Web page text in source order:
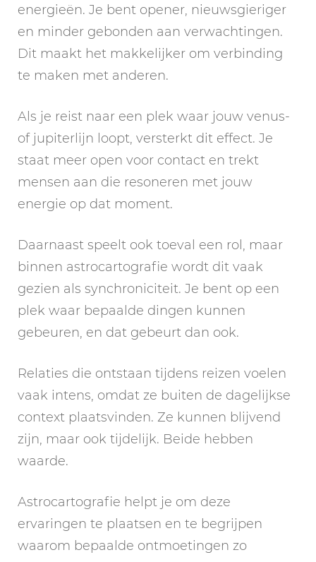
energieën. Je bent opener, nieuwsgieriger
en minder gebonden aan verwachtingen.
Dit maakt het makkelijker om verbinding
te maken met anderen.
Als je reist naar een plek waar jouw venus-
of jupiterlijn loopt, versterkt dit effect. Je
staat meer open voor contact en trekt
mensen aan die resoneren met jouw
energie op dat moment.
Daarnaast speelt ook toeval een rol, maar
binnen astrocartografie wordt dit vaak
gezien als synchroniciteit. Je bent op een
plek waar bepaalde dingen kunnen
gebeuren, en dat gebeurt dan ook.
Relaties die ontstaan tijdens reizen voelen
vaak intens, omdat ze buiten de dagelijkse
context plaatsvinden. Ze kunnen blijvend
zijn, maar ook tijdelijk. Beide hebben
waarde.
Astrocartografie helpt je om deze
ervaringen te plaatsen en te begrijpen
waarom bepaalde ontmoetingen zo